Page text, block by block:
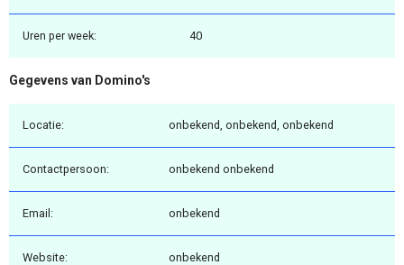
Uren per week: 40
Gegevens van Domino's
Locatie: onbekend, onbekend, onbekend
Contactpersoon: onbekend onbekend
Email: onbekend
Website: onbekend